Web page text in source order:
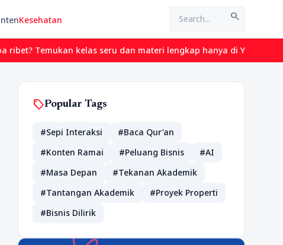
Kesehatan search
kelas seru dan materi lengkap hanya di YukBelajar.com.
sellPopular Tags
#Sepi Interaksi
#Baca Qur’an
#Konten Ramai
#Peluang Bisnis
#AI
#Masa Depan
#Tekanan Akademik
#Tantangan Akademik
#Proyek Properti
#Bisnis Dilirik